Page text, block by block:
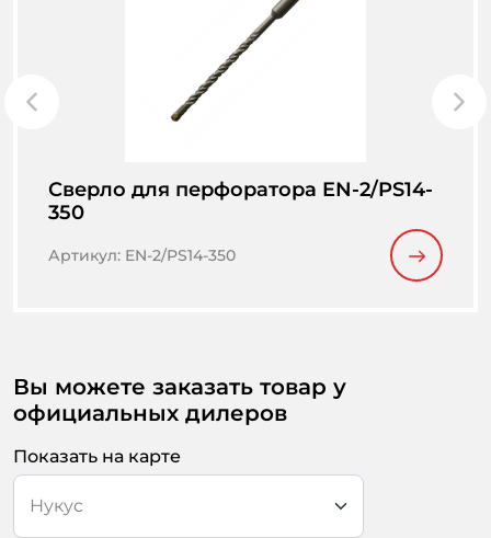
Сверло для перфоратора EN-2/PS14-
350
Артикул: EN-2/PS14-350
Вы можете заказать товар у
официальных дилеров
Показать на карте